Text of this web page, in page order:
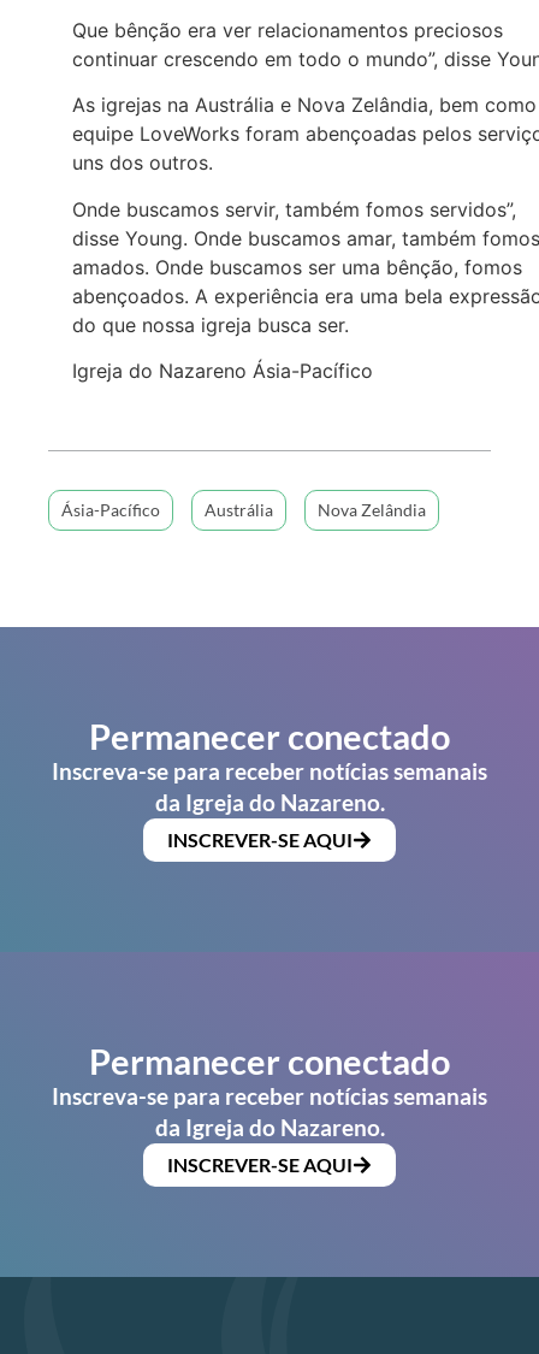
Que bênção era ver relacionamentos preciosos
continuar crescendo em todo o mundo”, disse
As igrejas na Austrália e Nova Zelândia, bem
equipe LoveWorks foram abençoadas pelos
uns dos outros.
Onde buscamos servir, também fomos servidos”,
disse Young. Onde buscamos amar, também fomos
amados. Onde buscamos ser uma bênção, fomos
abençoados. A experiência era uma bela
do que nossa igreja busca ser.
Igreja do Nazareno Ásia-Pacífico
Ásia-Pacífico Austrália Nova Zelândia
Permanecer conectado
Inscreva-se para receber notícias semanais
da Igreja do Nazareno.
INSCREVER-SE AQUI
Permanecer conectado
Inscreva-se para receber notícias semanais
da Igreja do Nazareno.
INSCREVER-SE AQUI